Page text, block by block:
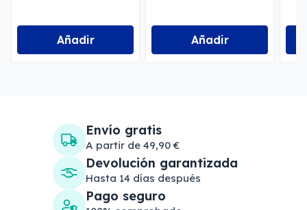
Añadir Añadir
Envío gratis
A partir de 49,90 €
Devolución garantizada
Hasta 14 días después
Pago seguro